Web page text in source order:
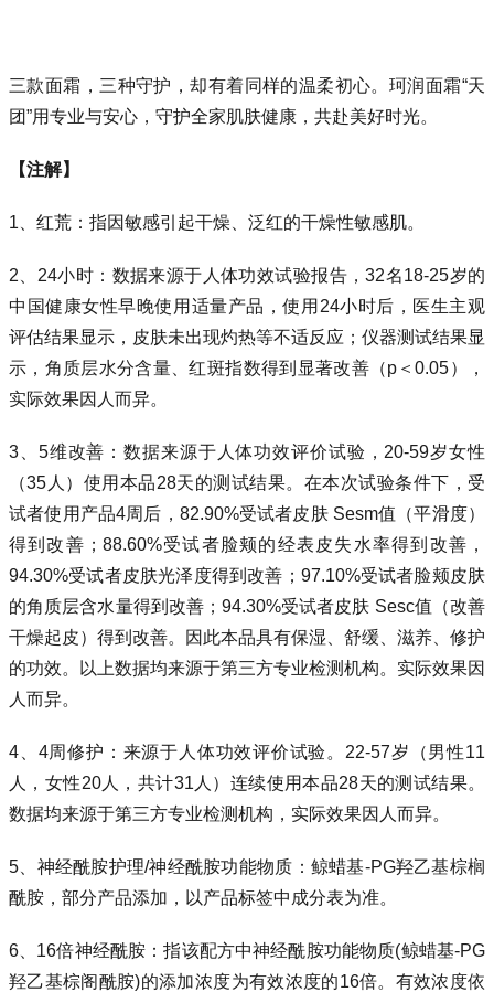
三款面霜，三种守护，却有着同样的温柔初心。珂润面霜“天
团”用专业与安心，守护全家肌肤健康，共赴美好时光。
【注解】
1、红荒：指因敏感引起干燥、泛红的干燥性敏感肌。
2、24小时：数据来源于人体功效试验报告，32名18-25岁的
中国健康女性早晚使用适量产品，使用24小时后，医生主观
评估结果显示，皮肤未出现灼热等不适反应；仪器测试结果显
示，角质层水分含量、红斑指数得到显著改善（p＜0.05），
实际效果因人而异。
3、5维改善：数据来源于人体功效评价试验，20-59岁女性
（35人）使用本品28天的测试结果。在本次试验条件下，受
试者使用产品4周后，82.90%受试者皮肤 Sesm值（平滑度）
得到改善；88.60%受试者脸颊的经表皮失水率得到改善，
94.30%受试者皮肤光泽度得到改善；97.10%受试者脸颊皮肤
的角质层含水量得到改善；94.30%受试者皮肤 Sesc值（改善
干燥起皮）得到改善。因此本品具有保湿、舒缓、滋养、修护
的功效。以上数据均来源于第三方专业检测机构。实际效果因
人而异。
4、4周修护：来源于人体功效评价试验。22-57岁（男性11
人，女性20人，共计31人）连续使用本品28天的测试结果。
数据均来源于第三方专业检测机构，实际效果因人而异。
5、神经酰胺护理/神经酰胺功能物质：鲸蜡基-PG羟乙基棕榈
酰胺，部分产品添加，以产品标签中成分表为准。
6、16倍神经酰胺：指该配方中神经酰胺功能物质(鲸蜡基-PG
羟乙基棕阁酰胺)的添加浓度为有效浓度的16倍。有效浓度依